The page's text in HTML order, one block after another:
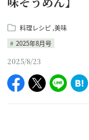
料理レシピ 美味
2025年8月号
2025/8/23